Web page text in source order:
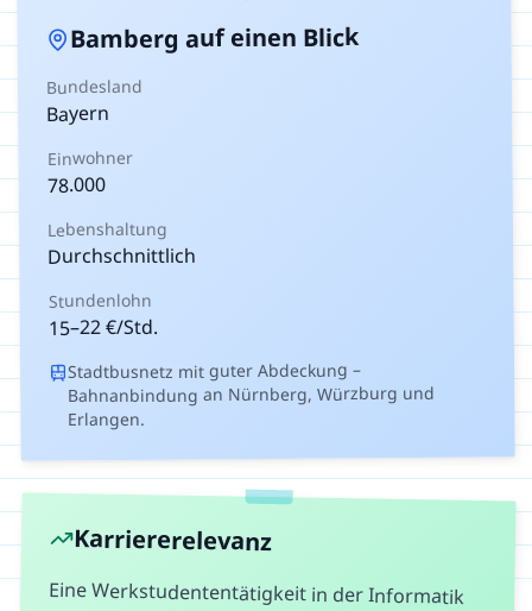
Bamberg auf einen Blick
Bundesland
Bayern
Einwohner
78.000
Lebenshaltung
Durchschnittlich
Stundenlohn
15–22€/Std.
Stadtbusnetz mit guter Abdeckung –
Bahnanbindung an Nürnberg, Würzburg und
Erlangen.
Karriererelevanz
Eine Werkstudententätigkeit in der Informatik
ist der ideale Einstieg in die IT-Branche und wird
von Arbeitgebern sehr geschätzt. Du baust ein
professionelles Netzwerk auf und kannst häufig
direkt nach dem Studium übernommen werden.
Die praktische Erfahrung mit realen Projekten
hebt dich deutlich von Mitbewerbern ohne